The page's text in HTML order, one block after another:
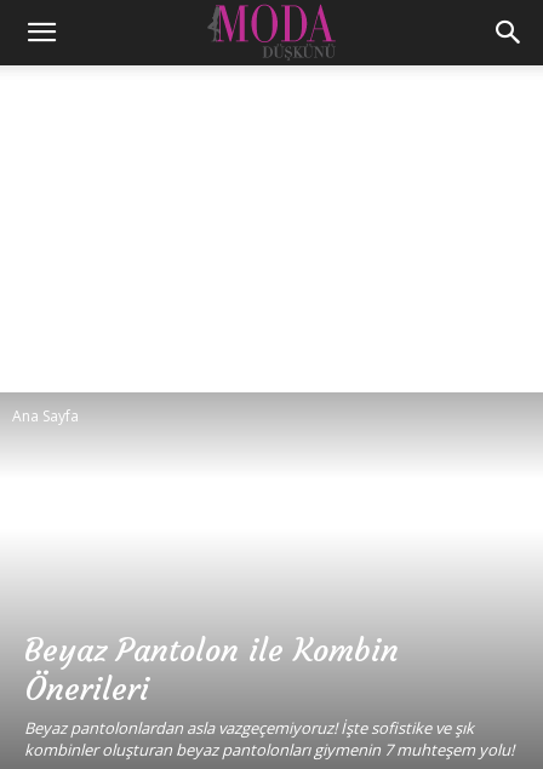
Ana Sayfa
Beyaz Pantolon ile Kombin
Önerileri
Beyaz pantolonlardan asla vazgeçemiyoruz! İşte sofistike ve şık
kombinler oluşturan beyaz pantolonları giymenin 7 muhteşem yolu!